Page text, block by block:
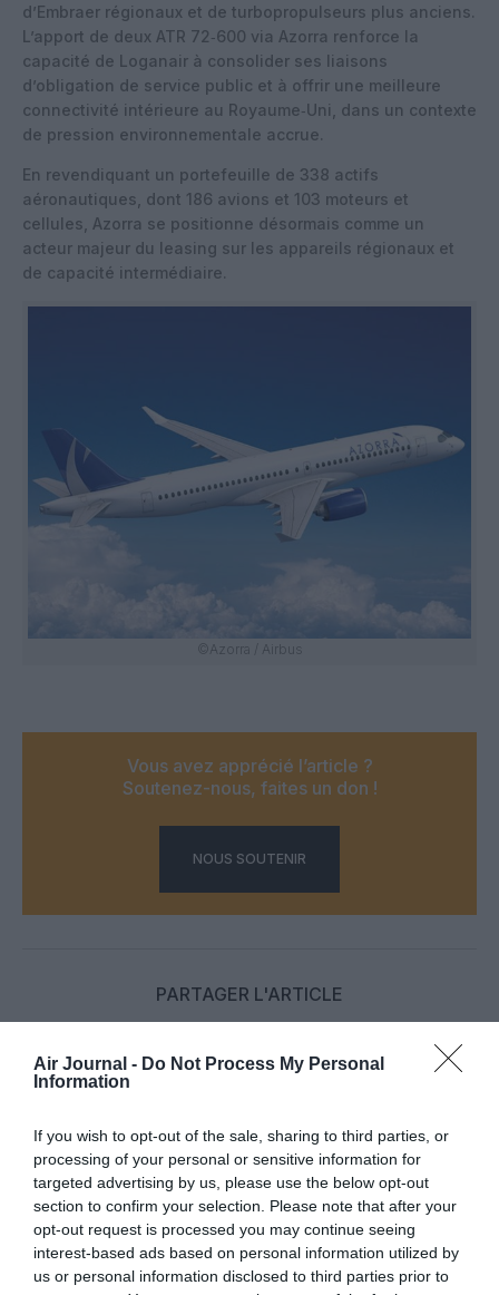
Air Journal - Do Not Process My Personal
Information
If you wish to opt-out of the sale, sharing to third parties, or
processing of your personal or sensitive information for
targeted advertising by us, please use the below opt-out
section to confirm your selection. Please note that after your
opt-out request is processed you may continue seeing
interest-based ads based on personal information utilized by
us or personal information disclosed to third parties prior to
d’Embraer régionaux et de turbopropulseurs plus anciens.
L’apport de deux ATR 72‑600 via Azorra renforce la
capacité de Loganair à consolider ses liaisons
d’obligation de service public et à offrir une meilleure
connectivité intérieure au Royaume‑Uni, dans un contexte
de pression environnementale accrue.
En revendiquant un portefeuille de 338 actifs
aéronautiques, dont 186 avions et 103 moteurs et
cellules, Azorra se positionne désormais comme un
acteur majeur du leasing sur les appareils régionaux et
de capacité intermédiaire.
©Azorra / Airbus
Vous avez apprécié l’article ?
Soutenez-nous, faites un don !
NOUS SOUTENIR
PARTAGER L'ARTICLE
COMMENTAIRE(S)
SERGE13a commenté :
15 juin 2026 - 10 h 43 min
J’ai vu ces 220 désossés sur le tarmac du Caire. Ils étaient